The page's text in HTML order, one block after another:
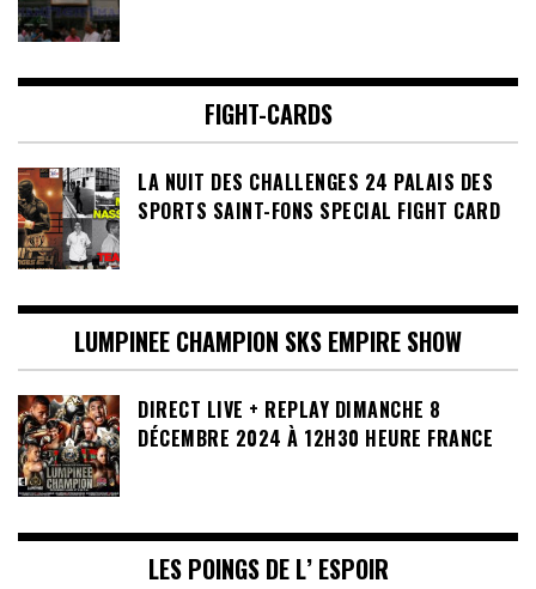
FIGHT-CARDS
LA NUIT DES CHALLENGES 24 PALAIS DES
SPORTS SAINT-FONS SPECIAL FIGHT CARD
LUMPINEE CHAMPION SKS EMPIRE SHOW
DIRECT LIVE + REPLAY DIMANCHE 8
DÉCEMBRE 2024 À 12H30 HEURE FRANCE
LES POINGS DE L’ ESPOIR